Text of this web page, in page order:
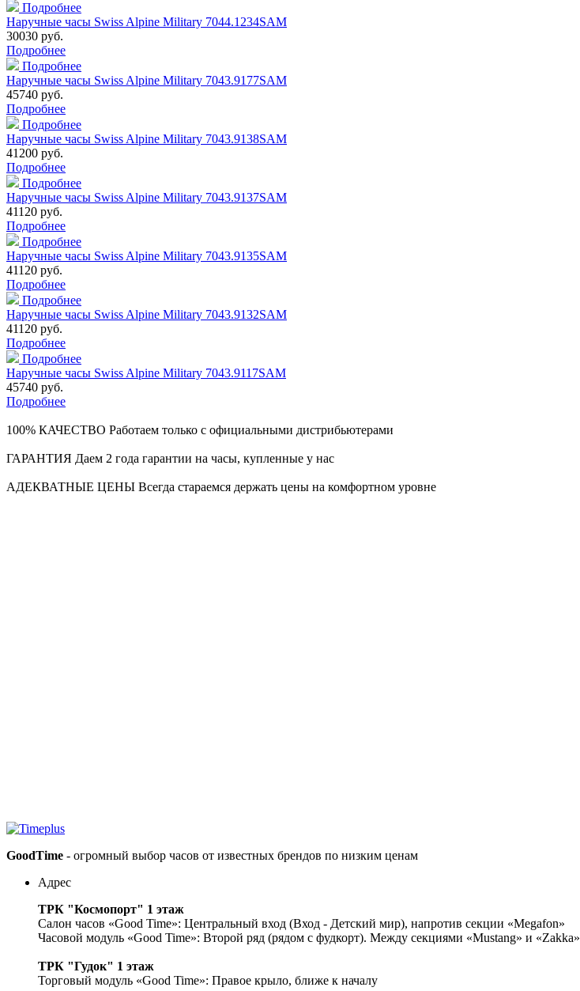
Подробнее
Наручные часы Swiss Alpine Military 7044.1234SAM
30030 руб.
Подробнее
Подробнее
Наручные часы Swiss Alpine Military 7043.9177SAM
45740 руб.
Подробнее
Подробнее
Наручные часы Swiss Alpine Military 7043.9138SAM
41200 руб.
Подробнее
Подробнее
Наручные часы Swiss Alpine Military 7043.9137SAM
41120 руб.
Подробнее
Подробнее
Наручные часы Swiss Alpine Military 7043.9135SAM
41120 руб.
Подробнее
Подробнее
Наручные часы Swiss Alpine Military 7043.9132SAM
41120 руб.
Подробнее
Подробнее
Наручные часы Swiss Alpine Military 7043.9117SAM
45740 руб.
Подробнее
100% КАЧЕСТВО Работаем только с официальными дистрибьютерами
ГАРАНТИЯ Даем 2 года гарантии на часы, купленные у нас
АДЕКВАТНЫЕ ЦЕНЫ Всегда стараемся держать цены на комфортном уровне
GoodTime - огромный выбор часов от известных брендов по низким ценам
Адрес
ТРК "Космопорт" 1 этаж
Салон часов «Good Time»: Центральный вход (Вход - Детский мир), напротив секции «Megafon»
Часовой модуль «Good Time»: Второй ряд (рядом с фудкорт). Между секциями «Mustang» и «Zakka»
ТРК "Гудок" 1 этаж
Торговый модуль «Good Time»: Правое крыло, ближе к началу